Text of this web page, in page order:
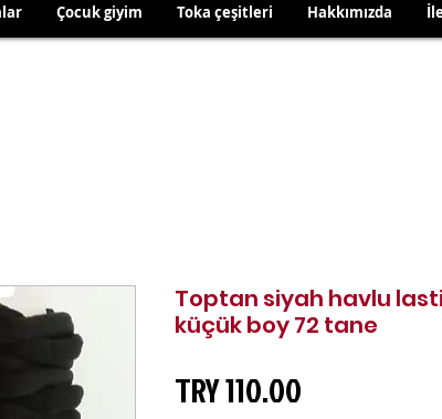
Çocuk giyim Toka çeşitleri Hakkımızda
Toptan siyah havlu
küçük boy 72 tane
TRY 110.00